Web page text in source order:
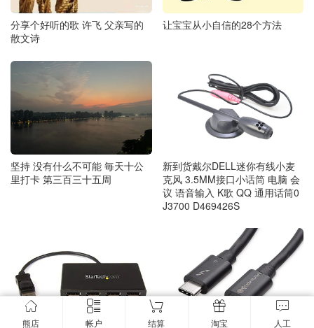
分享个好听的歌 许飞 父亲写的
散文诗
让宝宝从小自信的28个方法
坚持 没有什么不可能 毎天十公
里打卡 第三百三十五周
新到货戴尔DELL迷你有线小麦
克风 3.5MM接口小话筒 电脑 会
议 语音输入 K歌 QQ 通用话筒0
J3700 D469426S
熊店 帐户 结算 淘宝 人工